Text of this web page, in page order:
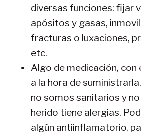
diversas funciones: fijar
apósitos y gasas,
fracturas o luxaciones,
etc.
Algo de medicación, con
a la hora de
no somos sanitarios y
herido tiene alergias.
algún antiinflamatorio,